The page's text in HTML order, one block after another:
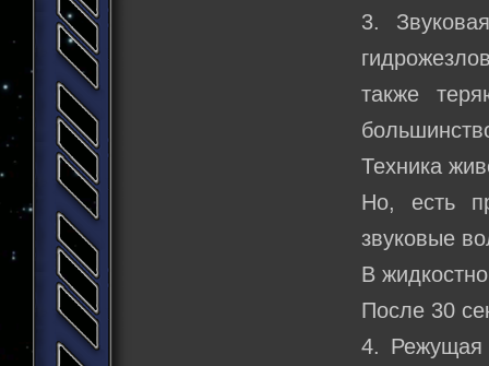
3.
также
Техника
Но, есть
звуковые
В
После 30
4. Режущая